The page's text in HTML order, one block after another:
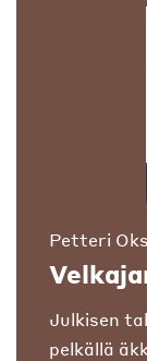
Petteri
Julkisen
pelkällä